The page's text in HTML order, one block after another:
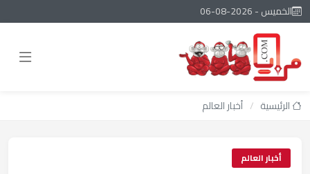
الخميس - 2026-08-06
الرئيسية / أخبار العالم
أخبار العالم